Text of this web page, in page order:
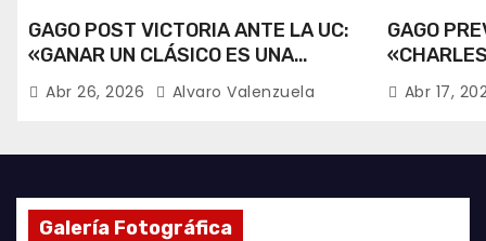
GAGO POST VICTORIA ANTE LA UC:
«GANAR UN CLÁSICO ES UNA
ALEGRÍA».
Abr 26, 2026 Alvaro Valenzuela
GAGO
Abr 17,
Galería Fotográfica